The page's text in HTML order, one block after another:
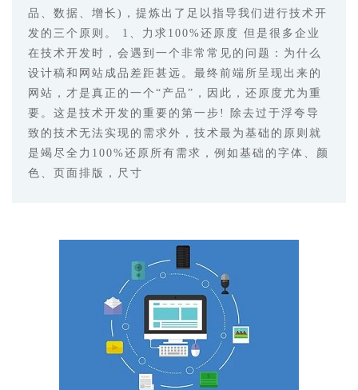
品、数据、增长)，提炼出了足以指导我们进行技术开
发的三个原则。 1、力求100%还原度 但是很多企业
在技术开发时，会遇到一个非常常见的问题：为什么
设计稿和网站成品差距甚远。最终前端所呈现出来的
网站，才是真正的一个“产品”，因此，还原度尤为重
要。这是技术开发的重要的第一步! 除去过于浮夸导
致的技术无法实现的需求外，技术最为基础的原则就
是竭尽全力100%还原所有需求，例如基础的字体、颜
色、页面排版，尺寸